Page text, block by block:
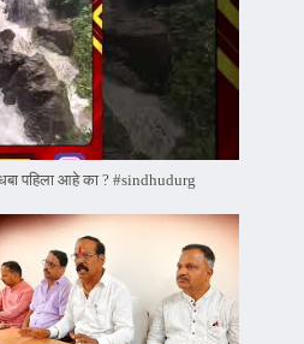
पहिला आहे का ? #sindhudurg